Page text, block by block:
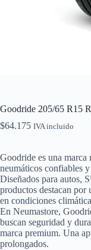
Goodride 205/65 R15
$64.175 IVA incluido
Goodride es una
neumáticos confiables
Diseñados para autos,
productos destacan por
en condiciones
En Neumastore,
buscan seguridad y
marca premium. Una
prolongados.